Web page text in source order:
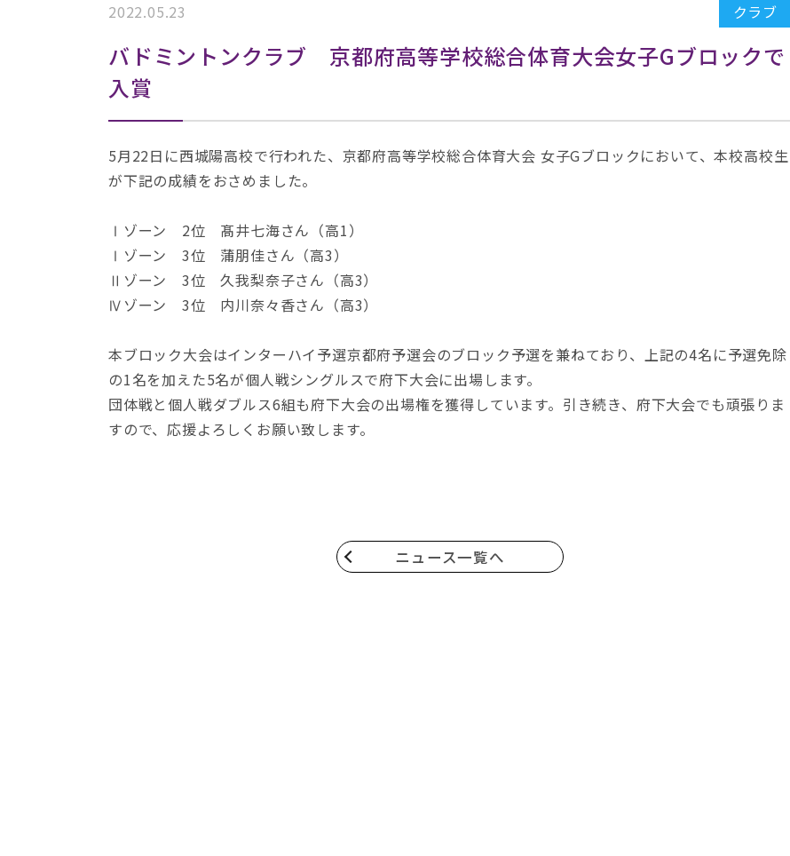
2022.05.23 クラブ
バドミントンクラブ 京都府高等学校総合体育大会女子Gブロックで
入賞
5月22日に西城陽高校で行われた、京都府高等学校総合体育大会 女子Gブロックにおいて、本校高校生
が下記の成績をおさめました。
Ⅰゾーン 2位 髙井七海さん（高1）
Ⅰゾーン 3位 蒲朋佳さん（高3）
Ⅱゾーン 3位 久我梨奈子さん（高3）
Ⅳゾーン 3位 内川奈々香さん（高3）
本ブロック大会はインターハイ予選京都府予選会のブロック予選を兼ねており、上記の4名に予選免除
の1名を加えた5名が個人戦シングルスで府下大会に出場します。
団体戦と個人戦ダブルス6組も府下大会の出場権を獲得しています。引き続き、府下大会でも頑張りま
すので、応援よろしくお願い致します。
ニュース一覧へ